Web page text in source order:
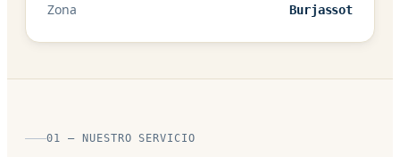
Zona Burjassot
01 — NUESTRO SERVICIO